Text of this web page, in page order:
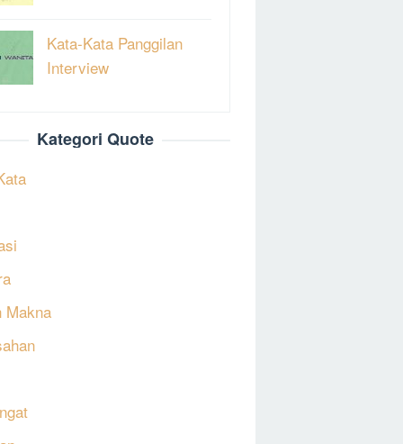
Kata-Kata Panggilan
Interview
Kategori Quote
Makna